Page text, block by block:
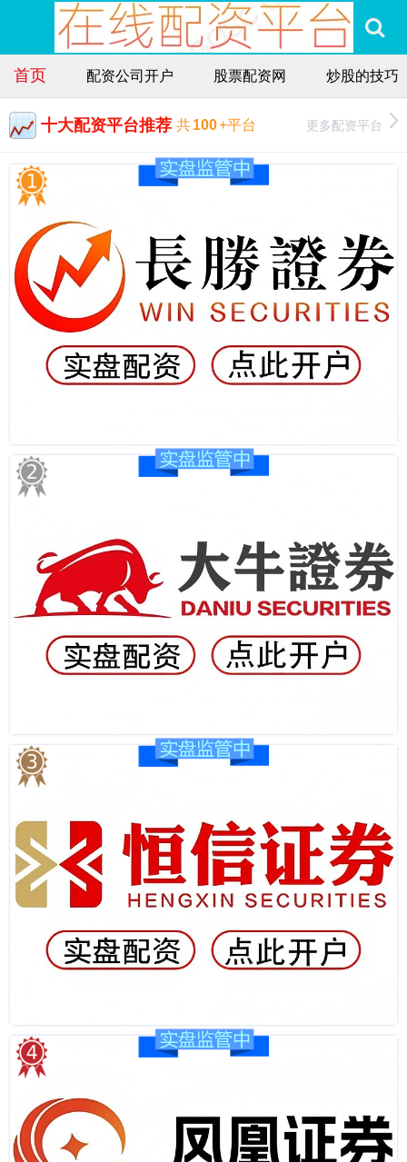
首页 配资公司开户 股票配资网 炒股的技巧
十大配资平台推荐 共100+平台 更多配资平台